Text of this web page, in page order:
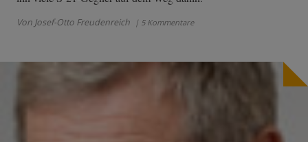
Von Josef-Otto Freudenreich | 5 Kommentare